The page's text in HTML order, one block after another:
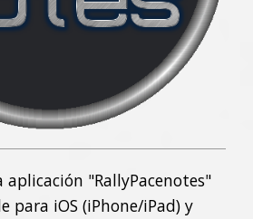
aplicación "RallyPacenotes"
para iOS (iPhone/iPad) y